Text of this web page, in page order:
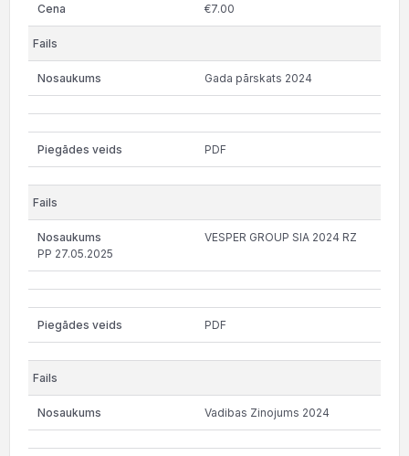
€7.00
Gada pārskats 2024
PDF
VESPER GROUP SIA 2024 RZ
PP 27.05.2025
PDF
Vadibas Zinojums 2024